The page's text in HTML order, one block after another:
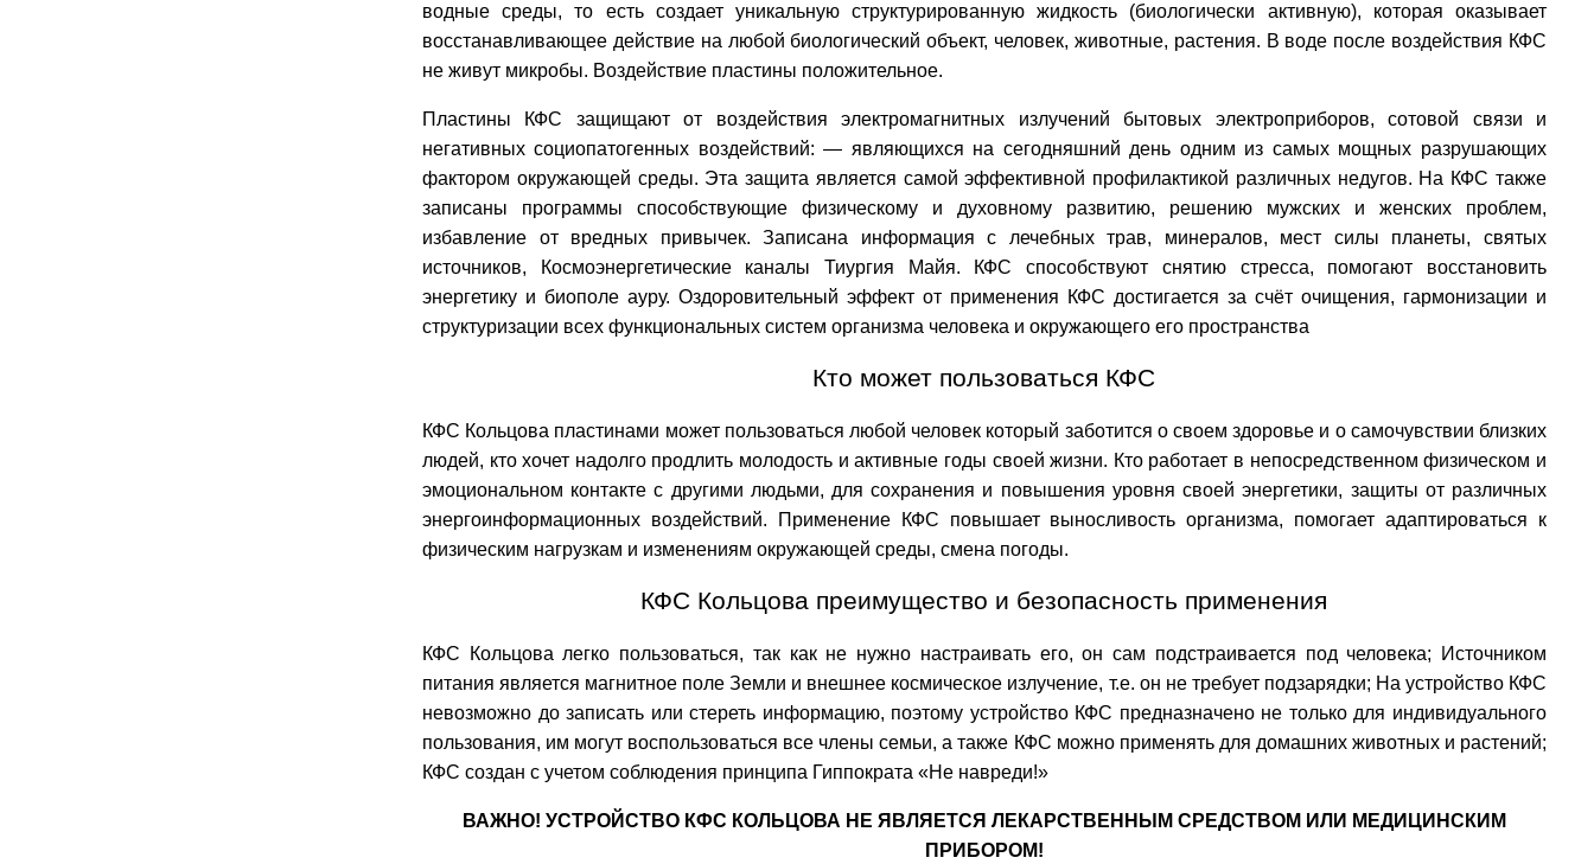
водные среды, то есть создает уникальную структурированную жидкость (биологически активную), которая оказывает
восстанавливающее действие на любой биологический объект, человек, животные, растения. В воде после воздействия КФС
не живут микробы. Воздействие пластины положительное.
Пластины КФС защищают от воздействия электромагнитных излучений бытовых электроприборов, сотовой связи и
негативных социопатогенных воздействий: — являющихся на сегодняшний день одним из самых мощных разрушающих
фактором окружающей среды. Эта защита является самой эффективной профилактикой различных недугов. На КФС также
записаны программы способствующие физическому и духовному развитию, решению мужских и женских проблем,
избавление от вредных привычек. Записана информация с лечебных трав, минералов, мест силы планеты, святых
источников, Космоэнергетические каналы Тиургия Майя. КФС способствуют снятию стресса, помогают восстановить
энергетику и биополе ауру. Оздоровительный эффект от применения КФС достигается за счёт очищения, гармонизации и
структуризации всех функциональных систем организма человека и окружающего его пространства
Кто может пользоваться КФС
КФС Кольцова пластинами может пользоваться любой человек который заботится о своем здоровье и о самочувствии близких
людей, кто хочет надолго продлить молодость и активные годы своей жизни. Кто работает в непосредственном физическом и
эмоциональном контакте с другими людьми, для сохранения и повышения уровня своей энергетики, защиты от различных
энергоинформационных воздействий. Применение КФС повышает выносливость организма, помогает адаптироваться к
физическим нагрузкам и изменениям окружающей среды, смена погоды.
КФС Кольцова преимущество и безопасность применения
КФС Кольцова легко пользоваться, так как не нужно настраивать его, он сам подстраивается под человека; Источником
питания является магнитное поле Земли и внешнее космическое излучение, т.е. он не требует подзарядки; На устройство КФС
невозможно до записать или стереть информацию, поэтому устройство КФС предназначено не только для индивидуального
пользования, им могут воспользоваться все члены семьи, а также КФС можно применять для домашних животных и растений;
КФС создан с учетом соблюдения принципа Гиппократа «Не навреди!»
ВАЖНО! УСТРОЙСТВО КФС КОЛЬЦОВА НЕ ЯВЛЯЕТСЯ ЛЕКАРСТВЕННЫМ СРЕДСТВОМ ИЛИ МЕДИЦИНСКИМ
ПРИБОРОМ!